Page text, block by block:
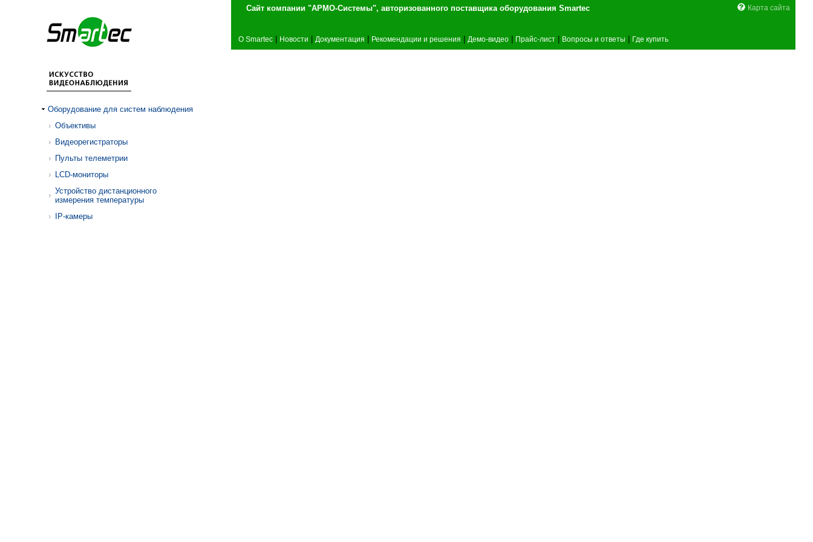
Сайт компании "АРМО-Системы", авторизованного поставщика оборудования Smartec Карта сайта
О Smartec Новости Документация Рекомендации и решения Демо-видео Прайс-лист Вопросы и ответы Где купить
Оборудование для систем наблюдения
Объективы
Видеорегистраторы
Пульты телеметрии
LCD-мониторы
Устройство дистанционного
измерения температуры
IP-камеры